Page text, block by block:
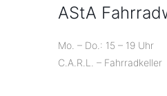
AStA
Mo. – Do.: 15 – 19 Uhr
C.A.R.L. – Fahrradkeller